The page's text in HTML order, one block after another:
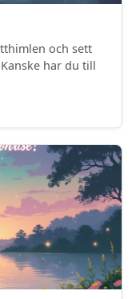
och sett
har du till